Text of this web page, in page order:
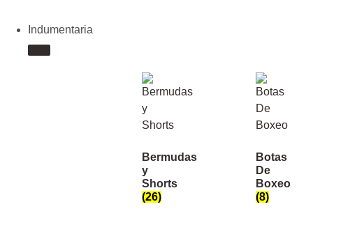
Indumentaria
Bermudas
y
Shorts
(26)
Botas
De
Boxeo
(8)